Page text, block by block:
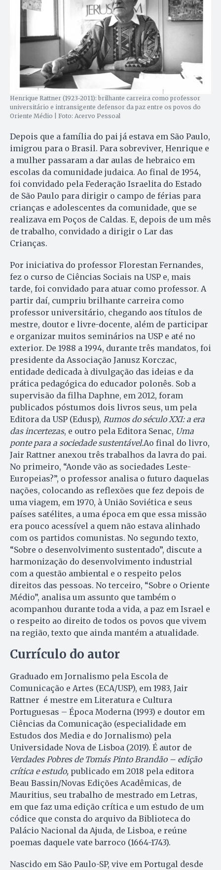
Henrique Rattner (1923-2011): brilhante carreira como professor
universitário e intransigente defensor da paz entre os povos do
Oriente Médio | Foto: Acervo Pessoal
Depois que a família do pai já estava em São Paulo,
imigrou para o Brasil. Para sobreviver, Henrique e
a mulher passaram a dar aulas de hebraico em
escolas da comunidade judaica. Ao final de 1954,
foi convidado pela Federação Israelita do Estado
de São Paulo para dirigir o campo de férias para
crianças e adolescentes da comunidade, que se
realizava em Poços de Caldas. E, depois de um mês
de trabalho, convidado a dirigir o Lar das
Crianças.
Por iniciativa do professor Florestan Fernandes,
fez o curso de Ciências Sociais na USP e, mais
tarde, foi convidado para atuar como professor. A
partir daí, cumpriu brilhante carreira como
professor universitário, chegando aos títulos de
mestre, doutor e livre-docente, além de participar
e organizar muitos seminários na USP e até no
exterior. De 1988 a 1994, durante três mandatos, foi
presidente da Associação Janusz Korczac,
entidade dedicada à divulgação das ideias e da
prática pedagógica do educador polonês. Sob a
supervisão da filha Daphne, em 2012, foram
publicados póstumos dois livros seus, um pela
Editora da USP (Edusp), Rumos do século XXI: a era
das incertezas, e outro pela Editora Senac, Uma
ponte para a sociedade sustentável.Ao final do livro,
Jair Rattner anexou três trabalhos da lavra do pai.
No primeiro, “Aonde vão as sociedades Leste-
Europeias?”, o professor analisa o futuro daquelas
nações, colocando as reflexões que fez depois de
uma viagem, em 1970, à União Soviética e seus
países satélites, a uma época em que essa missão
era pouco acessível a quem não estava alinhado
com os partidos comunistas. No segundo texto,
“Sobre o desenvolvimento sustentado”, discute a
harmonização do desenvolvimento industrial
com a questão ambiental e o respeito pelos
direitos das pessoas. No terceiro, “Sobre o Oriente
Médio”, analisa um assunto que também o
acompanhou durante toda a vida, a paz em Israel e
o respeito ao direito de todos os povos que vivem
na região, texto que ainda mantém a atualidade.
Currículo do autor
Graduado em Jornalismo pela Escola de
Comunicação e Artes (ECA/USP), em 1983, Jair
Rattner é mestre em Literatura e Cultura
Portuguesas – Época Moderna (1993) e doutor em
Ciências da Comunicação (especialidade em
Estudos dos Media e do Jornalismo) pela
Universidade Nova de Lisboa (2019). É autor de
Verdades Pobres de Tomás Pinto Brandão – edição
crítica e estudo, publicado em 2018 pela editora
Beau Bassin/Novas Edições Acadêmicas, de
Mauritius, seu trabalho de mestrado em Letras,
em que faz uma edição crítica e um estudo de um
códice que consta do arquivo da Biblioteca do
Palácio Nacional da Ajuda, de Lisboa, e reúne
poemas daquele vate barroco (1664-1743).
Nascido em São Paulo-SP, vive em Portugal desde